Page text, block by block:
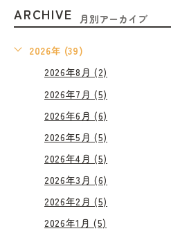
ARCHIVE 月別アーカイブ
2026年 (39)
2026年8月 (2)
2026年7月 (5)
2026年6月 (6)
2026年5月 (5)
2026年4月 (5)
2026年3月 (6)
2026年2月 (5)
2026年1月 (5)